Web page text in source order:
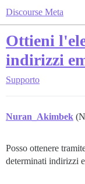
Discourse Meta
Ottieni
indirizzi
Supporto
Nuran_Akimbek
Posso ottenere
determinati indirizzi